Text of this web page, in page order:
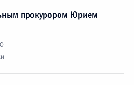
прокурором Юрием